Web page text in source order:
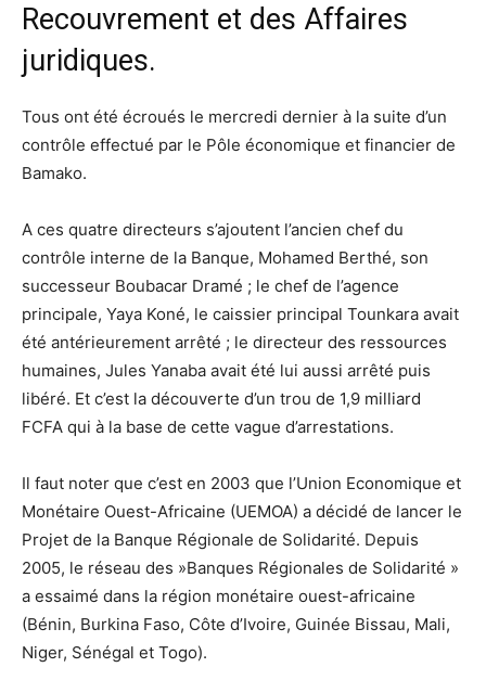
Recouvrement et des Affaires
juridiques.
Tous ont été écroués le mercredi dernier à la suite d’un
contrôle effectué par le Pôle économique et financier de
Bamako.
A ces quatre directeurs s’ajoutent l’ancien chef du
contrôle interne de la Banque, Mohamed Berthé, son
successeur Boubacar Dramé ; le chef de l’agence
principale, Yaya Koné, le caissier principal Tounkara avait
été antérieurement arrêté ; le directeur des ressources
humaines, Jules Yanaba avait été lui aussi arrêté puis
libéré. Et c’est la découverte d’un trou de 1,9 milliard
FCFA qui à la base de cette vague d’arrestations.
Il faut noter que c’est en 2003 que l’Union Economique et
Monétaire Ouest-Africaine (UEMOA) a décidé de lancer le
Projet de la Banque Régionale de Solidarité. Depuis
2005, le réseau des »Banques Régionales de Solidarité »
a essaimé dans la région monétaire ouest-africaine
(Bénin, Burkina Faso, Côte d’Ivoire, Guinée Bissau, Mali,
Niger, Sénégal et Togo).